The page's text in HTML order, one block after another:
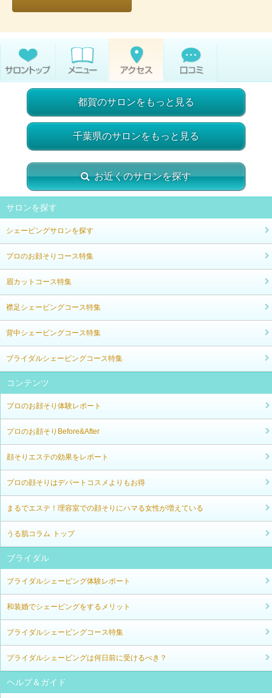
都賀のサロンをもっと見る
千葉県のサロンをもっと見る
お近くのサロンを探す
サロンを探す
シェービングサロンを探す
プロのお顔そりコース特集
眉カットコース特集
襟足シェービングコース特集
背中シェービングコース特集
ブライダルシェービングコース特集
コンテンツ
プロのお顔そり体験レポート
プロのお顔そりBefore&After
顔そりエステの効果をレポート
プロの顔そりはデパートコスメよりもお得
まるでエステ！理容室での顔そりにハマる女性が増えている
うる肌コラム トップ
ブライダル
ブライダルシェービング体験レポート
和装婚でシェービングをするメリット
ブライダルシェービングコース特集
ブライダルシェービングは何日前に受けるべき？
ヘルプ＆ガイド